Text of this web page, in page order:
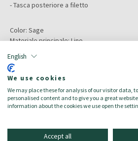
English
We use cookies
We may place these for analysis of our visitor data,
personalised content and to give you a great
information about the cookies we use open the
Accept all
- Tasca posteriore a filetto
Color: Sage
Materiale principale:Lino
Target:
Composizione:
- Lino/Lino 100%
- Fodera: Cotone 100%